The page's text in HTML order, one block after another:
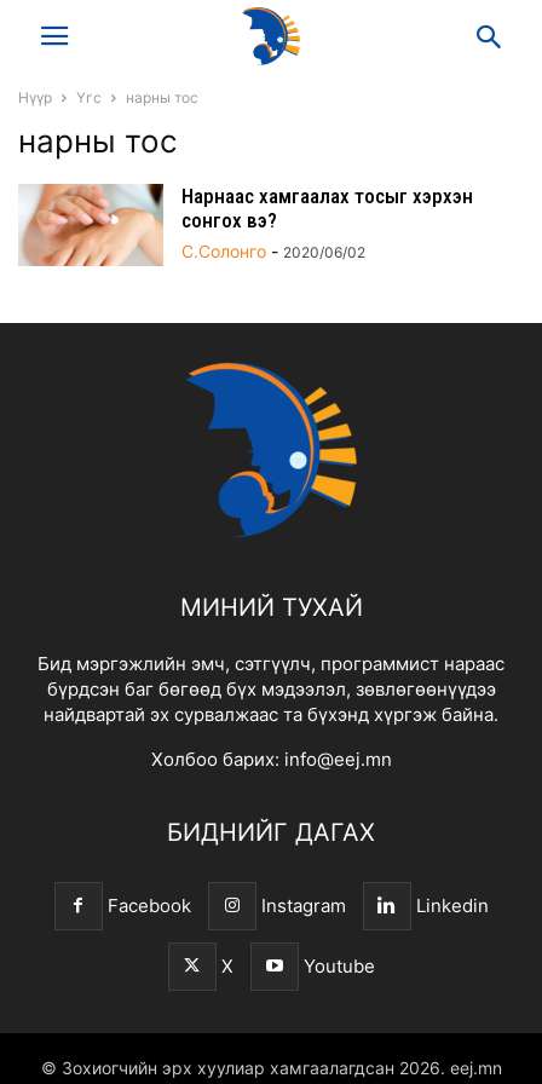
Нүүр Үгс нарны тос
нарны тос
Нарнаас хамгаалах тосыг хэрхэн
сонгох вэ?
С.Солонго - 2020/06/02
МИНИЙ ТУХАЙ
Бид мэргэжлийн эмч, сэтгүүлч, программист нараас
бүрдсэн баг бөгөөд бүх мэдээлэл, зөвлөгөөнүүдээ
найдвартай эх сурвалжаас та бүхэнд хүргэж байна.
Холбоо барих: info@eej.mn
БИДНИЙГ ДАГАХ
Facebook Instagram Linkedin
X Youtube
© Зохиогчийн эрх хуулиар хамгаалагдсан 2026. eej.mn